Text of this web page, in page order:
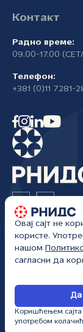
Контакт
Радно време:
09.00-17.00
Телефон:
+381 (0)11 7281-
Регистар
Жоржа Клемансоа
Београд, Србија
РНИДС • Сва
Овај сајт не
користе.
нашом
сагласни да
Да
Коришћењем сајта
употребом